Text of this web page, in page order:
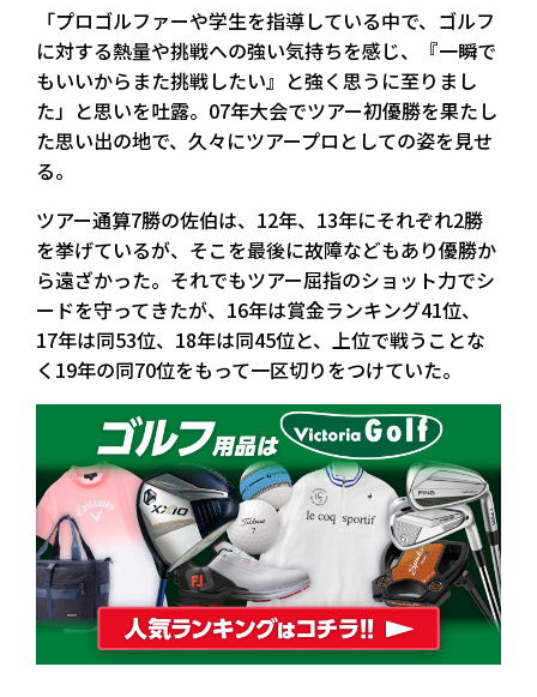
「プロゴルファーや学生を指導している中で、ゴルフ
に対する熱量や挑戦への強い気持ちを感じ、『一瞬で
もいいからまた挑戦したい』と強く思うに至りまし
た」と思いを吐露。07年大会でツアー初優勝を果たし
た思い出の地で、久々にツアープロとしての姿を見せ
る。
ツアー通算7勝の佐伯は、12年、13年にそれぞれ2勝
を挙げているが、そこを最後に故障などもあり優勝か
ら遠ざかった。それでもツアー屈指のショット力でシ
ードを守ってきたが、16年は賞金ランキング41位、
17年は同53位、18年は同45位と、上位で戦うことな
く19年の同70位をもって一区切りをつけていた。